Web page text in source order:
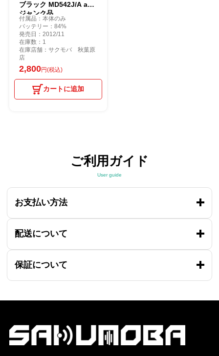
ブラック MD542J/A au
ジャンク品
付属品：本体のみ
バッテリー：84%
発売日：2012/11
在庫数：1
在庫店舗：サクモバ 秋葉原
店
2,800円(税込)
カートに追加
ご利用ガイド
User guide
お支払い方法
配送について
保証について